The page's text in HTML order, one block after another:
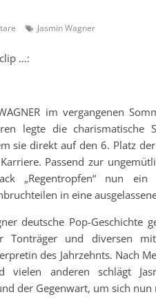
Jasmin Wagner
…:
im vergangenen
legte die charismatische
sie direkt auf den 6. Platz
Passend zur
„Regentropfen“ nun
in eine
deutsche Pop-
und diversen mit
des Jahrzehnts. Nach
vielen anderen schlägt
der Gegenwart, um sich